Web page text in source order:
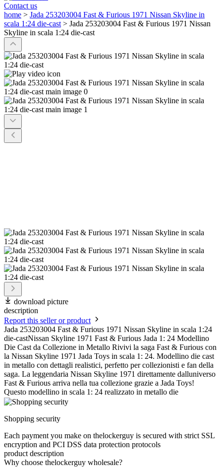
Contact us
home > Jada 253203004 Fast & Furious 1971 Nissan Skyline in
scala 1:24 die-cast > Jada 253203004 Fast & Furious 1971 Nissan
Skyline in scala 1:24 die-cast
download picture
description
Report this seller or product
Jada 253203004 Fast & Furious 1971 Nissan Skyline in scala 1:24
die-castNissan Skyline 1971 Fast & Furious Jada 1: 24 Modellino
Die Cast da Collezione in Metallo Rivivi la saga Fast & Furious con
la Nissan Skyline 1971 Jada Toys in scala 1: 24. Modellino die cast
in metallo con dettagli realistici, perfetto per collezionisti e fan della
saga. La leggendaria Nissan Skyline 1971 direttamente dalluniverso
Fast & Furious arriva nella tua collezione grazie a Jada Toys!
Questo modellino in scala 1: 24 realizzato in metallo die
Shopping security
Each payment you make on thelockerguy is secured with strict SSL
encryption and PCI DSS data protection protocols
product description
Why choose thelockerguy wholesale?